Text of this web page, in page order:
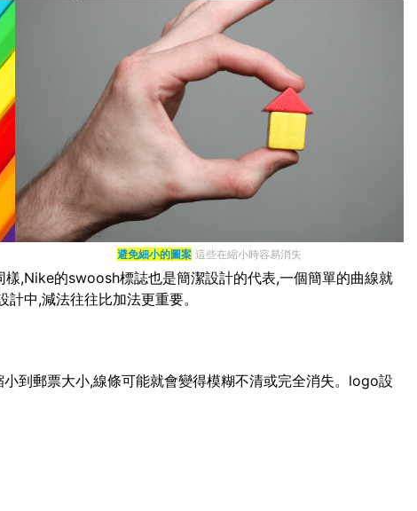
避免細小的圖案 這些在縮小時容易消失
,Nike的swoosh標誌也是簡潔設計的代表,一個簡單的曲線就
中,減法往往比加法更重要。
到郵票大小,線條可能就會變得模糊不清或完全消失。logo設